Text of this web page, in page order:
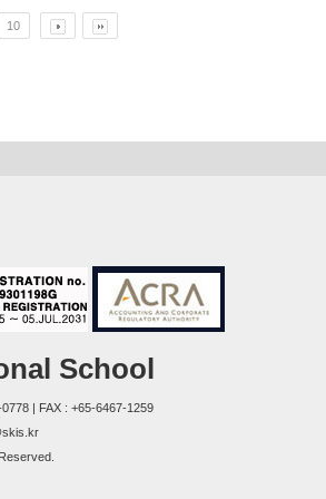
10
School
| FAX : +65-6467-1259